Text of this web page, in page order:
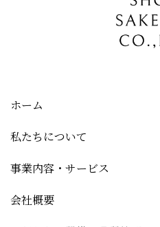
ホーム
私たちについて
事業内容・サービス
会社概要